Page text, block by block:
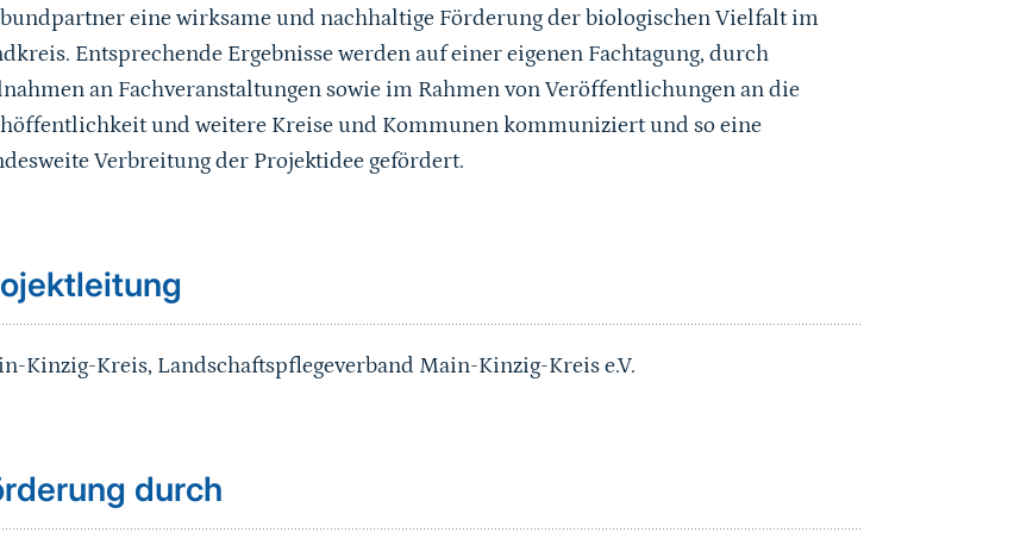
eine wirksame und nachhaltige Förderung der biologischen Vielfalt im
Entsprechende Ergebnisse werden auf einer eigenen Fachtagung, durch
an Fachveranstaltungen sowie im Rahmen von Veröffentlichungen an die
und weitere Kreise und Kommunen kommuniziert und so eine
Verbreitung der Projektidee gefördert.
Kinzig-Kreis, Landschaftspflegeverband Main-Kinzig-Kreis e.V.
durch